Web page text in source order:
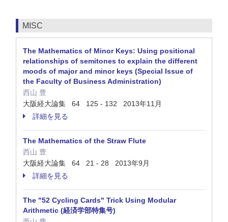
MISC
The Mathematics of Minor Keys: Using positional
relationships of semitones to explain the different
moods of major and minor keys (Special Issue of
the Faculty of Business Administration)
西山 豊
大阪経大論集 64 125 - 132 2013年11月
詳細を見る
The Mathematics of the Straw Flute
西山 豊
大阪経大論集 64 21 - 28 2013年9月
詳細を見る
The "52 Cycling Cards" Trick Using Modular
Arithmetic (経済学部特集号)